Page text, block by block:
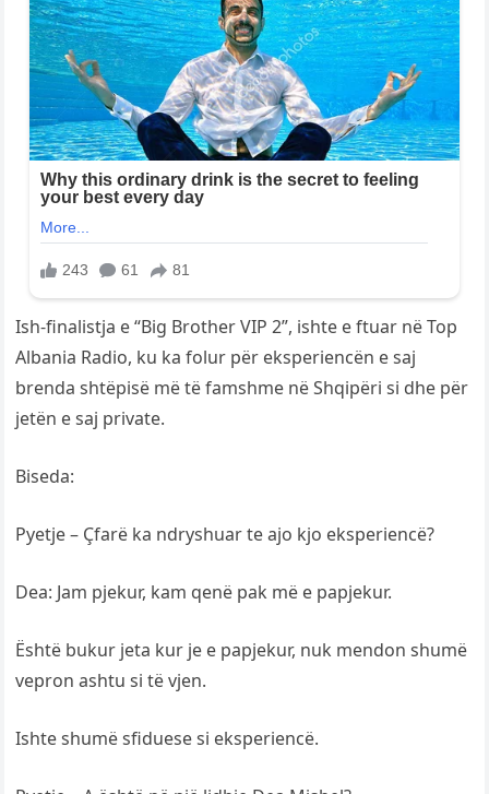
Ish-finalistja e “Big Brother VIP 2”, ishte e ftuar në Top
Albania Radio, ku ka folur për eksperiencën e saj
brenda shtëpisë më të famshme në Shqipëri si dhe për
jetën e saj private.
Biseda:
Pyetje – Çfarë ka ndryshuar te ajo kjo eksperiencë?
Dea: Jam pjekur, kam qenë pak më e papjekur.
Është bukur jeta kur je e papjekur, nuk mendon shumë
vepron ashtu si të vjen.
Ishte shumë sfiduese si eksperiencë.